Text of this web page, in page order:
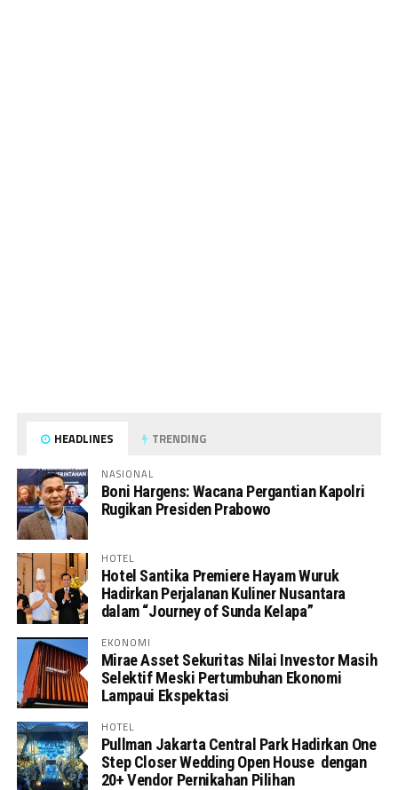
HEADLINES TRENDING
NASIONAL
Boni Hargens: Wacana Pergantian Kapolri
Rugikan Presiden Prabowo
HOTEL
Hotel Santika Premiere Hayam Wuruk
Hadirkan Perjalanan Kuliner Nusantara
dalam “Journey of Sunda Kelapa”
EKONOMI
Mirae Asset Sekuritas Nilai Investor Masih
Selektif Meski Pertumbuhan Ekonomi
Lampaui Ekspektasi
HOTEL
Pullman Jakarta Central Park Hadirkan One
Step Closer Wedding Open House dengan
20+ Vendor Pernikahan Pilihan